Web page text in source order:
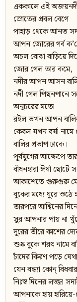
এককালে এই
স্রোতের প্রবল বেগে
পাহাড় থেকে আনত
আপন জোরের গর্ব
অচল বোঝা বাড়িয়ে
জোর গেল তার কমে,
নদীর আপন আসন
নদী গেল পিছনপানে
অনুচরের মতো
রইল তখন আপন
কেবল যখন বর্ষা
বালির প্রতাপ ঢাকে।
পূর্বযুগের আক্ষেপে
বাঁধনহারা ঈর্ষা ছোটে
আকাশেতে গুরুগুরু
বুকের মধ্যে ঘুরে ওঠে
তারপরে আশ্বিনের
সুর আপনার পায় না
দূরের তীরে কাশের
শুষ্ক বুকে শরৎ নামে
চাঁদের কিরণ পড়ে
যেন বন্ধ্যা কোন্‌
নিঃস্ব দিনের লজ্জা
আপনাকে হায়